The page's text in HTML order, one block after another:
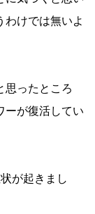
わけでは無いよ
思ったところ
ーが復活してい
が起きまし